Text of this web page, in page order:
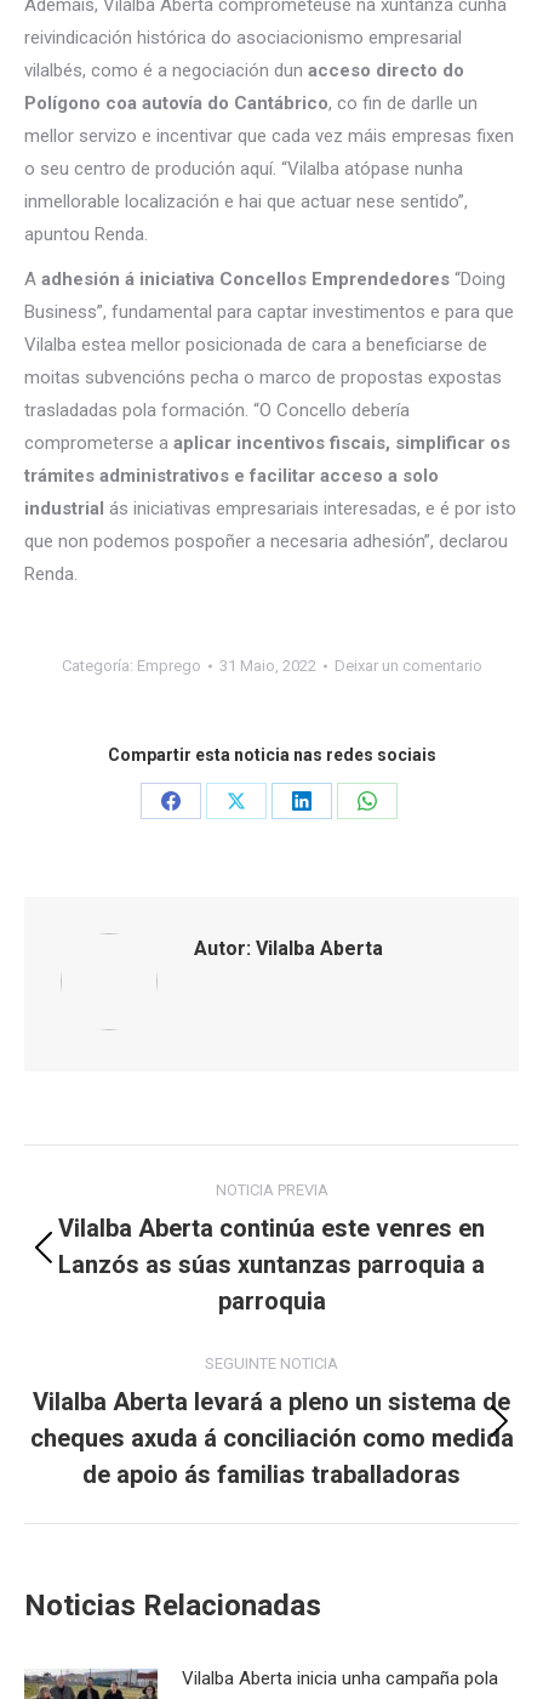
Ademais, Vilalba Aberta comprometeuse na xuntanza cunha
reivindicación histórica do asociacionismo empresarial
vilalbés, como é a negociación dun acceso directo do
Polígono coa autovía do Cantábrico, co fin de darlle un
mellor servizo e incentivar que cada vez máis empresas fixen
o seu centro de produción aquí. “Vilalba atópase nunha
inmellorable localización e hai que actuar nese sentido”,
apuntou Renda.
A adhesión á iniciativa Concellos Emprendedores “Doing
Business”, fundamental para captar investimentos e para que
Vilalba estea mellor posicionada de cara a beneficiarse de
moitas subvencións pecha o marco de propostas expostas
trasladadas pola formación. “O Concello debería
comprometerse a aplicar incentivos fiscais, simplificar os
trámites administrativos e facilitar acceso a solo
industrial ás iniciativas empresariais interesadas, e é por isto
que non podemos pospoñer a necesaria adhesión”, declarou
Renda.
Categoría: Emprego 31 Maio, 2022 Deixar un comentario
Compartir esta noticia nas redes sociais
Share
Share
Share
Share
Autor: Vilalba Aberta
navigation
NOTICIA PREVIA
Previous
post:
Vilalba Aberta continúa este venres en
Lanzós as súas xuntanzas parroquia a
parroquia
SEGUINTE NOTICIA
Next
post:
Vilalba Aberta levará a pleno un sistema de
cheques axuda á conciliación como medida
de apoio ás familias traballadoras
Noticias Relacionadas
Vilalba Aberta inicia unha campaña pola